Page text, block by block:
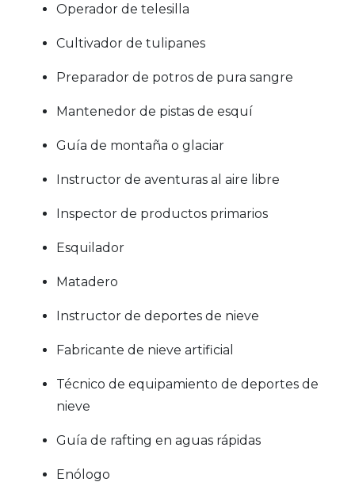
Operador de telesilla
Cultivador de tulipanes
Preparador de potros de pura sangre
Mantenedor de pistas de esquí
Guía de montaña o glaciar
Instructor de aventuras al aire libre
Inspector de productos primarios
Esquilador
Matadero
Instructor de deportes de nieve
Fabricante de nieve artificial
Técnico de equipamiento de deportes de
nieve
Guía de rafting en aguas rápidas
Enólogo